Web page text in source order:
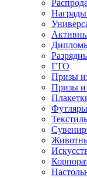
ГТО
Призы
Призы и